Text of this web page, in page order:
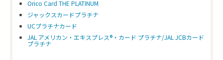
Orico Card THE PLATINUM
ジャックスカードプラチナ
UCプラチナカード
JAL アメリカン・エキスプレス®・カード プラチナ/JAL JCBカード
プラチナ